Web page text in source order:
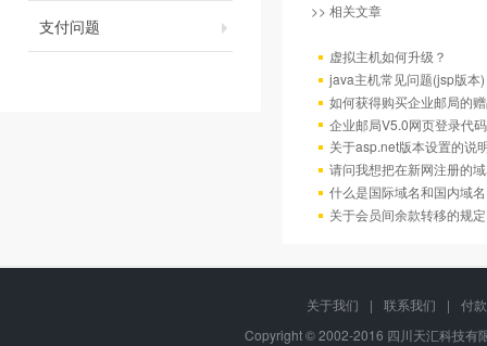
支付问题
>> 相关文章
虚拟主机如何升级？
java主机常见问题(jsp版本)
如何获得购买企业邮局的
企业邮局V5.0网页登录代码
关于asp.net版本设置的说
请问我想把在新网注册的
什么是国际域名和国内域
关于会员间余款转移的规定
关于我们 | 联系我们 |
付
Copyright © 2002-2016 四川天汇科技